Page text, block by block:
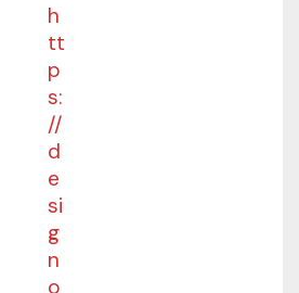
h
tt
p
s:
//
d
e
si
g
n
o